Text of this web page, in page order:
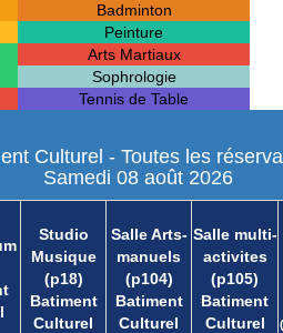
Badminton
Peinture
Arts Martiaux
Sophrologie
Tennis de Table
Studio
Musique
(p18)
Batiment
Culturel
Salle Arts-
manuels
(p104)
Batiment
Culturel
Salle multi-
activites
(p105)
Batiment
Culturel
Culturel - Toutes les
Samedi 08 août 2026